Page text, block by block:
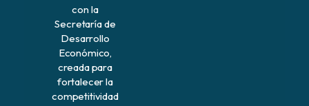
con la
Secretaría de
Desarrollo
Económico,
creada para
fortalecer la
competitividad